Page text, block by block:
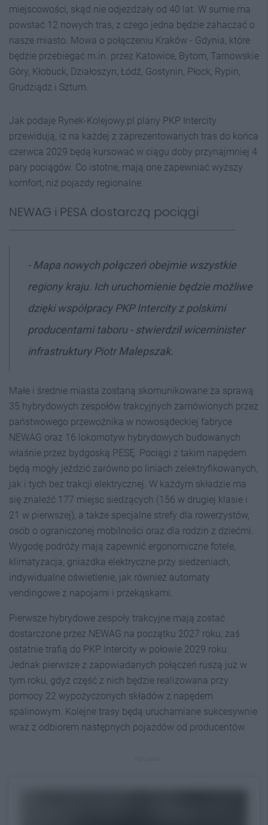
miejscowości, skąd nie odjeżdżały od 40 lat. W sumie ma
powstać 12 nowych tras, z czego jedna będzie zahaczać o
nasze miasto. Mowa o połączeniu Kraków - Gdynia, które
będzie przebiegać m.in. przez Katowice, Bytom, Tarnowskie
Góry, Kłobuck, Działoszyn, Łódź, Gostynin, Płock, Rypin,
Grudziądz i Sztum.
Jak podaje Rynek-Kolejowy.pl plany PKP Intercity
przewidują, iż na każdej z zaprezentowanych tras do końca
czerwca 2029 będą kursować w ciągu doby przynajmniej 4
pary pociągów. Co istotne, mają one zapewniać wyższy
komfort, niż pojazdy regionalne.
NEWAG i PESA dostarczą pociągi
- Mapa nowych połączeń obejmie wszystkie
regiony kraju. Ich uruchomienie będzie możliwe
dzięki współpracy PKP Intercity z polskimi
producentami taboru - stwierdził wiceminister
infrastruktury Piotr Malepszak.
Małe i średnie miasta zostaną skomunikowane za sprawą
35 hybrydowych zespołów trakcyjnych zamówionych przez
państwowego przewoźnika w nowosądeckiej fabryce
NEWAG oraz 16 lokomotyw hybrydowych budowanych
właśnie przez bydgoską PESĘ. Pociągi z takim napędem
będą mogły jeździć zarówno po liniach zelektryfikowanych,
jak i tych bez trakcji elektrycznej. W każdym składzie ma
się znaleźć 177 miejsc siedzących (156 w drugiej klasie i
21 w pierwszej), a także specjalne strefy dla rowerzystów,
osób o ograniczonej mobilności oraz dla rodzin z dziećmi.
Wygodę podróży mają zapewnić ergonomiczne fotele,
klimatyzacja, gniazdka elektryczne przy siedzeniach,
indywidualne oświetlenie, jak również automaty
vendingowe z napojami i przekąskami.
Pierwsze hybrydowe zespoły trakcyjne mają zostać
dostarczone przez NEWAG na początku 2027 roku, zaś
ostatnie trafią do PKP Intercity w połowie 2029 roku.
Jednak pierwsze z zapowiadanych połączeń ruszą już w
tym roku, gdyż część z nich będzie realizowana przy
pomocy 22 wypożyczonych składów z napędem
spalinowym. Kolejne trasy będą uruchamiane sukcesywnie
wraz z odbiorem następnych pojazdów od producentów.